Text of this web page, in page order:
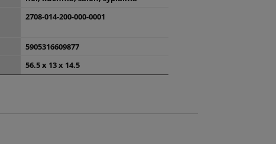
2708-014-200-000-0001
5905316609877
56.5 x 13 x 14.5